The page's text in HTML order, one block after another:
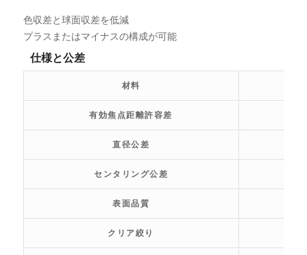
色収差と球面収差を低減
プラスまたはマイナスの構成が可能
仕様と公差
材料
有効焦点距離許容差
直径公差
センタリング公差
表面品質
クリア絞り